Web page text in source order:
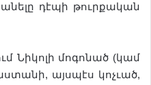
դէպի թուրքական
Նիկոլի մոգոնած (կամ
այսպէս կոչւած,